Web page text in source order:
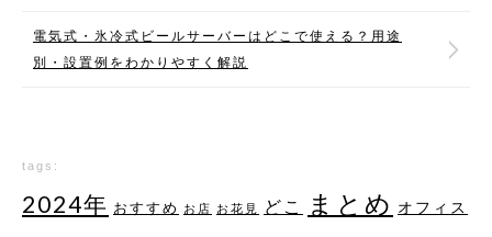
電気式・氷冷式ビールサーバーはどこで使える？用途
別・設置例をわかりやすく解説
tags:
2024年 おすすめ お店 お花見 どこ まとめ オフィス